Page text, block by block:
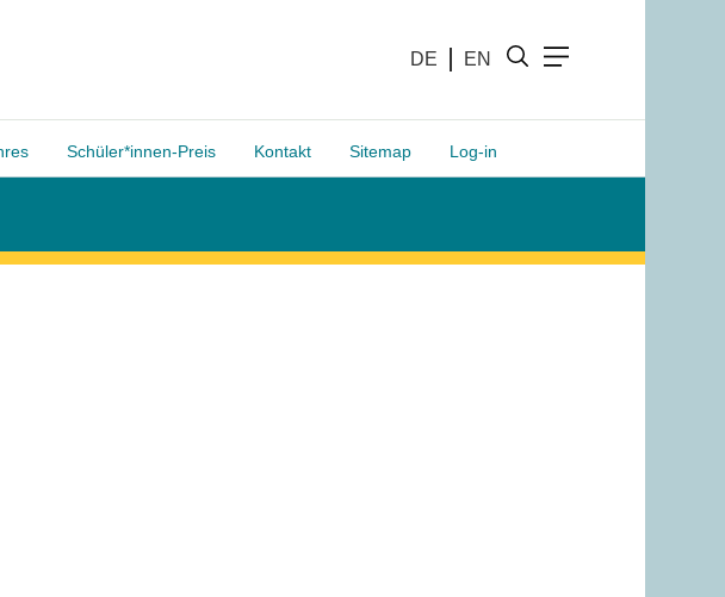
DE EN
Schüler*innen-Preis Kontakt Sitemap Log-in